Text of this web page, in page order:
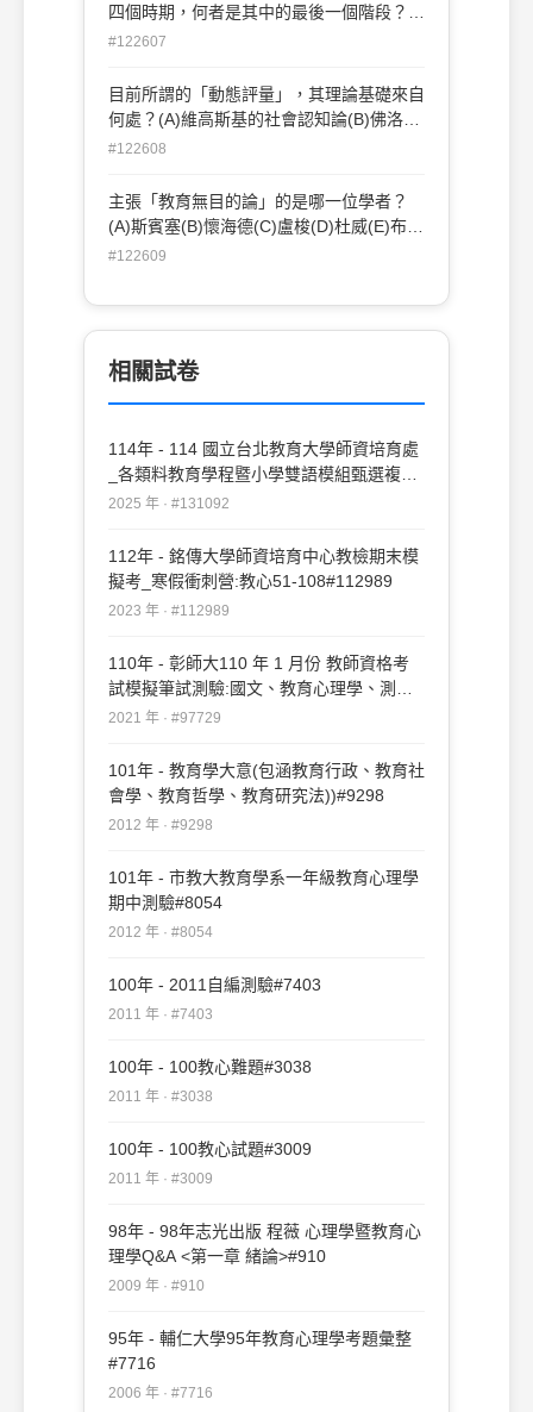
四個時期，何者是其中的最後一個階段？
(A)感覺動作期(B)前運思期(C)具體運思期
#122607
目前所謂的「動態評量」，其理論基礎來自
何處？(A)維高斯基的社會認知論(B)佛洛依
德的心理分析論(C)郭爾保的道德認知論(D)
#122608
主張「教育無目的論」的是哪一位學者？
(A)斯賓塞(B)懷海德(C)盧梭(D)杜威(E)布魯
姆。(新竹市)
#122609
相關試卷
114年 - 114 國立台北教育大學師資培育處
_各類料教育學程暨小學雙語模組甄選複審
試題：教育心理學#131092
2025 年 · #131092
112年 - 銘傳大學師資培育中心教檢期末模
擬考_寒假衝刺營:教心51-108#112989
2023 年 · #112989
110年 - 彰師大110 年 1 月份 教師資格考
試模擬筆試測驗:國文、教育心理學、測驗
與統計教育社會學#97729
2021 年 · #97729
101年 - 教育學大意(包涵教育行政、教育社
會學、教育哲學、教育研究法))#9298
2012 年 · #9298
101年 - 市教大教育學系一年級教育心理學
期中測驗#8054
2012 年 · #8054
100年 - 2011自編測驗#7403
2011 年 · #7403
100年 - 100教心難題#3038
2011 年 · #3038
100年 - 100教心試題#3009
2011 年 · #3009
98年 - 98年志光出版 程薇 心理學暨教育心
理學Q&A <第一章 緒論>#910
2009 年 · #910
95年 - 輔仁大學95年教育心理學考題彙整
#7716
2006 年 · #7716